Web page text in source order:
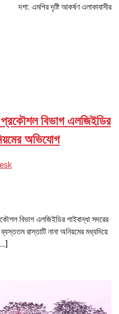
দশা: এমপির দৃষ্টি আকর্ষণ এলাকাবাসীর
প্রকৌশল বিভাগ এলজিইডির
অভিযোগ
বিভাগ এলজিইডির গাইবান্ধা সদরের
রাস্তাটি নানা অনিয়মের মধ্যদিয়ে